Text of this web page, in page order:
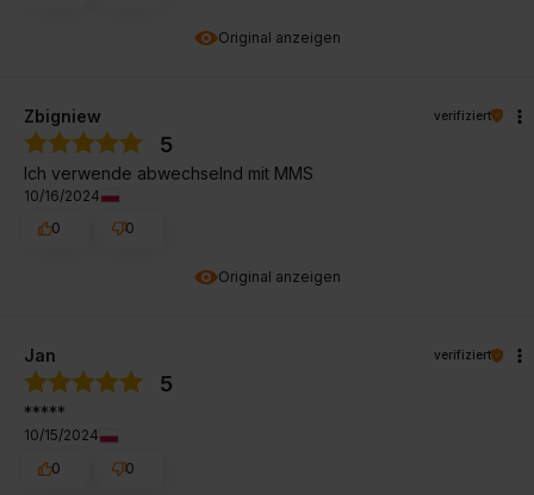
Original anzeigen
Original anzeigen
Zbigniew verifiziert
5
Ich verwende abwechselnd mit MMS
10/16/2024
0
0
Jan verifiziert
5
*****
10/15/2024
0
0